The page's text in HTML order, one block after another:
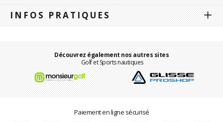
INFOS PRATIQUES
Découvrez également nos autres sites
Golf et Sports nautiques
Paiement en ligne sécurisé